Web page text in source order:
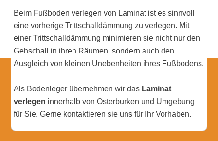
Beim Fußboden verlegen von Laminat ist es sinnvoll
eine vorherige Trittschalldämmung zu verlegen. Mit
einer Trittschalldämmung minimieren sie nicht nur den
Gehschall in ihren Räumen, sondern auch den
Ausgleich von kleinen Unebenheiten ihres Fußbodens.
Als Bodenleger übernehmen wir das Laminat
verlegen innerhalb von Osterburken und Umgebung
für Sie. Gerne kontaktieren sie uns für Ihr Vorhaben.